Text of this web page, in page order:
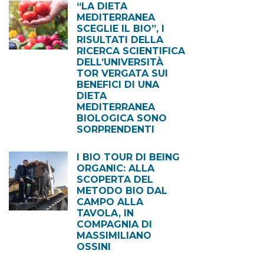
“LA DIETA
MEDITERRANEA
SCEGLIE IL BIO”, I
RISULTATI DELLA
RICERCA SCIENTIFICA
DELL’UNIVERSITÀ
TOR VERGATA SUI
BENEFICI DI UNA
DIETA
MEDITERRANEA
BIOLOGICA SONO
SORPRENDENTI
I BIO TOUR DI BEING
ORGANIC: ALLA
SCOPERTA DEL
METODO BIO DAL
CAMPO ALLA
TAVOLA, IN
COMPAGNIA DI
MASSIMILIANO
OSSINI